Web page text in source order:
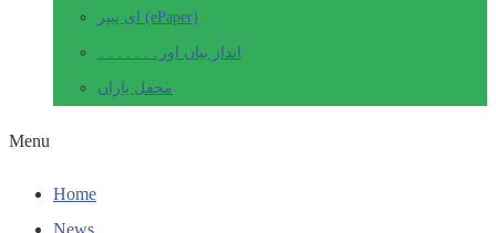
ای پیپر (ePaper)
انداز بیاں اور۔۔۔۔۔۔۔
محفل یاراں
Menu
Home
News